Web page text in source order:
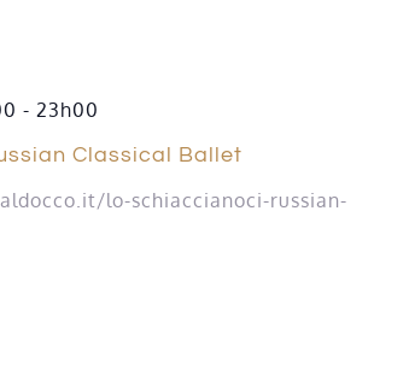
- 23h00
Classical Ballet
lo-schiaccianoci-russian-